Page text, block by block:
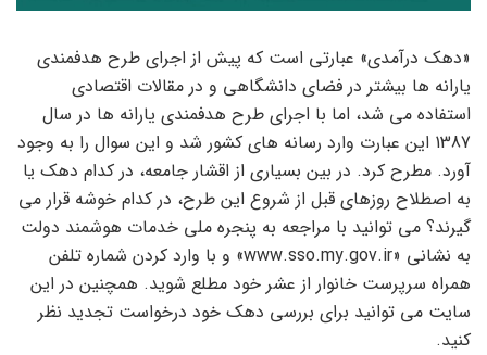
«دهک درآمدی» عبارتی است که پیش از اجرای طرح هدفمندی
یارانه ها بیشتر در فضای دانشگاهی و در مقالات اقتصادی
استفاده می شد، اما با اجرای طرح هدفمندی یارانه ها در سال
1387 این عبارت وارد رسانه های کشور شد و این سوال را به وجود
آورد. مطرح کرد. در بین بسیاری از اقشار جامعه، در کدام دهک یا
به اصطلاح روزهای قبل از شروع این طرح، در کدام خوشه قرار می
گیرند؟ می توانید با مراجعه به پنجره ملی خدمات هوشمند دولت
به نشانی «www.sso.my.gov.ir» و با وارد کردن شماره تلفن
همراه سرپرست خانوار از عشر خود مطلع شوید. همچنین در این
سایت می توانید برای بررسی دهک خود درخواست تجدید نظر
کنید.